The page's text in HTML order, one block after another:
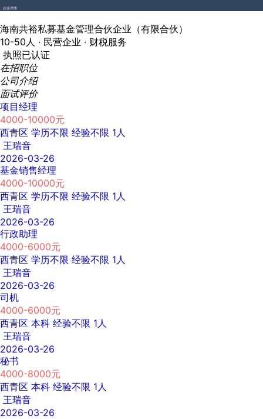
企业详情
海南共裕私募基金管理合伙企业（有限合伙）
10-50人 · 民营企业 · 财税服务
执照已认证
在招职位
公司介绍
面试评价
项目经理
4000-10000元
西青区 学历不限 经验不限 1人
王瑞音
2026-03-26
基金销售经理
4000-10000元
西青区 学历不限 经验不限 1人
王瑞音
2026-03-26
行政助理
4000-6000元
西青区 学历不限 经验不限 1人
王瑞音
2026-03-26
司机
4000-6000元
西青区 本科 经验不限 1人
王瑞音
2026-03-26
秘书
4000-8000元
西青区 本科 经验不限 1人
王瑞音
2026-03-26